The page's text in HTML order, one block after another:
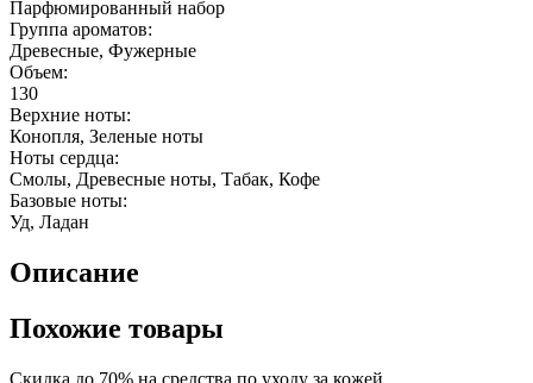
Парфюмированный набор
Группа ароматов:
Древесные, Фужерные
Объем:
130
Верхние ноты:
Конопля, Зеленые ноты
Ноты сердца:
Cмолы, Древесные ноты, Табак, Кофе
Базовые ноты:
Уд, Ладан
Описание
Похожие товары